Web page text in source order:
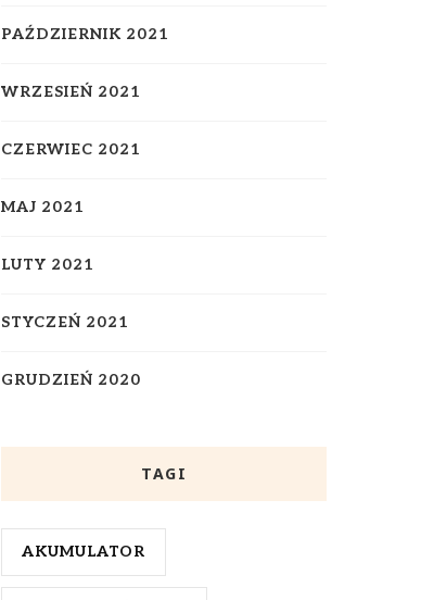
PAŹDZIERNIK 2021
WRZESIEŃ 2021
CZERWIEC 2021
MAJ 2021
LUTY 2021
STYCZEŃ 2021
GRUDZIEŃ 2020
TAGI
AKUMULATOR